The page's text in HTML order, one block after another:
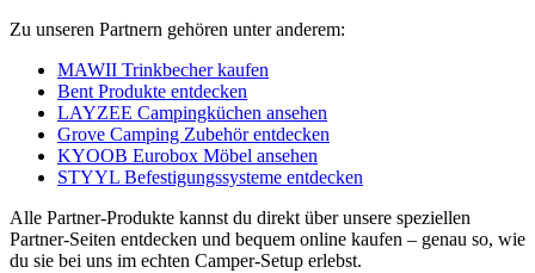
Zu unseren Partnern gehören unter anderem:
MAWII Trinkbecher kaufen
Bent Produkte entdecken
LAYZEE Campingküchen ansehen
Grove Camping Zubehör entdecken
KYOOB Eurobox Möbel ansehen
STYYL Befestigungssysteme entdecken
Alle Partner-Produkte kannst du direkt über unsere speziellen
Partner-Seiten entdecken und bequem online kaufen – genau so, wie
du sie bei uns im echten Camper-Setup erlebst.